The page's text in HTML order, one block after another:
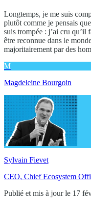
Longtemps, je me suis
plutôt comme je pensais
suis trompée : j’ai cru qu’il
être reconnue dans le
majoritairement par des
M
Magdeleine Bourgoin
Sylvain Fievet
CEO, Chief Ecosystem
Publié et mis à jour le 17